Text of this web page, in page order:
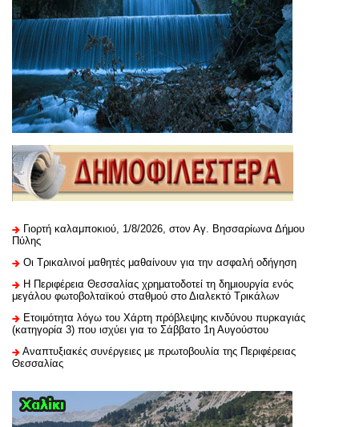
Γιορτή καλαμποκιού, 1/8/2026, στον Αγ. Βησσαρίωνα Δήμου
Πύλης
Οι Τρικαλινοί μαθητές μαθαίνουν για την ασφαλή οδήγηση
H Περιφέρεια Θεσσαλίας χρηματοδοτεί τη δημιουργία ενός
μεγάλου φωτοβολταϊκού σταθμού στο Διαλεκτό Τρικάλων
Ετοιμότητα λόγω του Χάρτη πρόβλεψης κινδύνου πυρκαγιάς
(κατηγορία 3) που ισχύει για το Σάββατο 1η Αυγούστου
Αναπτυξιακές συνέργειες με πρωτοβουλία της Περιφέρειας
Θεσσαλίας